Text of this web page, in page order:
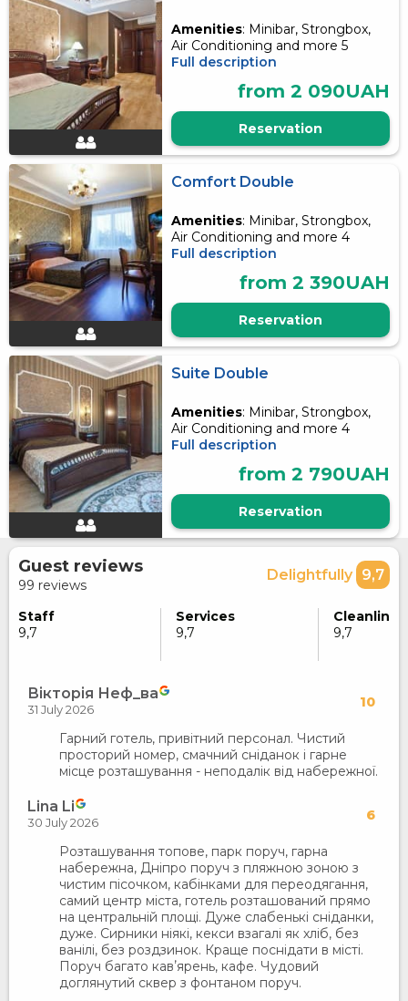
Amenities: Minibar, Strongbox,
Air Conditioning and more 5
Full description
from 2 090UAH
Reservation
Comfort Double
Amenities: Minibar, Strongbox,
Air Conditioning and more 4
Full description
from 2 390UAH
Reservation
Suite Double
Amenities: Minibar, Strongbox,
Air Conditioning and more 4
Full description
from 2 790UAH
Reservation
Guest reviews
99 reviews
Delightfully 9,7
Staff
9,7
Services
9,7
9,7
Вікторія Неф_ва 10
31 July 2026
Гарний готель, привітний персонал. Чистий
просторий номер, смачний сніданок і гарне
місце розташування - неподалік від набережної.
Lina Li 6
30 July 2026
Розташування топове, парк поруч, гарна
набережна, Дніпро поруч з пляжною зоною з
чистим пісочком, кабінками для переодягання,
самий центр міста, готель розташований прямо
на центральній площі. Дуже слабенькі сніданки,
дуже. Сирники ніякі, кекси взагалі як хліб, без
ванілі, без роздзинок. Краще поснідати в місті.
Поруч багато кавʼярень, кафе. Чудовий
доглянутий сквер з фонтаном поруч.